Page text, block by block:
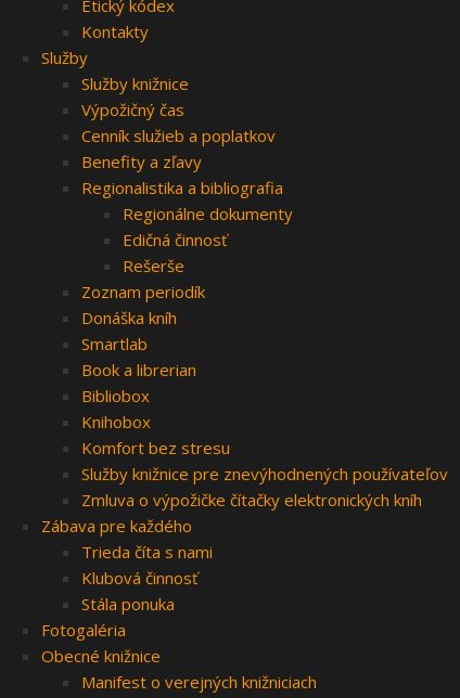
Etický kódex
Kontakty
Služby
Služby knižnice
Výpožičný čas
Cenník služieb a poplatkov
Benefity a zľavy
Regionalistika a bibliografia
Regionálne dokumenty
Edičná činnosť
Rešerše
Zoznam periodík
Donáška kníh
Smartlab
Book a librerian
Bibliobox
Knihobox
Komfort bez stresu
Služby knižnice pre znevýhodnených používateľov
Zmluva o výpožičke čítačky elektronických kníh
Zábava pre každého
Trieda číta s nami
Klubová činnosť
Stála ponuka
Fotogaléria
Obecné knižnice
Manifest o verejných knižniciach